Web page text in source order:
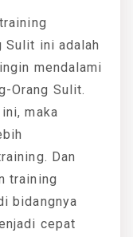
Sulit ini adalah
mendalami
Orang Sulit.
maka
Dan
training
bidangnya
cepat